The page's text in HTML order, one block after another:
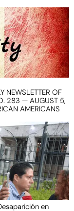
NEWSLETTER OF
283 — AUGUST 5,
AMERICANS
en